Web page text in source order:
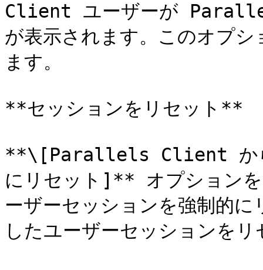
Client ユーザーが
が表示されます。このオプ
ます。
**セッションをリセット**
**\[Parallels Client から
にリセット]** オプションを
ーザーセッションを強制的
したユーザーセッションを